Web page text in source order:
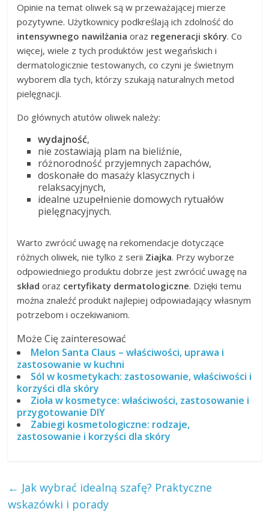
Opinie na temat oliwek są w przeważającej mierze
pozytywne. Użytkownicy podkreślają ich zdolność do
intensywnego nawilżania oraz regeneracji skóry. Co
więcej, wiele z tych produktów jest wegańskich i
dermatologicznie testowanych, co czyni je świetnym
wyborem dla tych, którzy szukają naturalnych metod
pielęgnacji.
Do głównych atutów oliwek należy:
wydajność,
nie zostawiają plam na bieliźnie,
różnorodność przyjemnych zapachów,
doskonałe do masaży klasycznych i
relaksacyjnych,
idealne uzupełnienie domowych rytuałów
pielęgnacyjnych.
Warto zwrócić uwagę na rekomendacje dotyczące
różnych oliwek, nie tylko z serii Ziajka. Przy wyborze
odpowiedniego produktu dobrze jest zwrócić uwagę na
skład oraz certyfikaty dermatologiczne. Dzięki temu
można znaleźć produkt najlepiej odpowiadający własnym
potrzebom i oczekiwaniom.
Może Cię zainteresować
Melon Santa Claus – właściwości, uprawa i
zastosowanie w kuchni
Sól w kosmetykach: zastosowanie, właściwości i
korzyści dla skóry
Zioła w kosmetyce: właściwości, zastosowanie i
przygotowanie DIY
Zabiegi kosmetologiczne: rodzaje,
zastosowanie i korzyści dla skóry
← Jak wybrać idealną szafę? Praktyczne
wskazówki i porady